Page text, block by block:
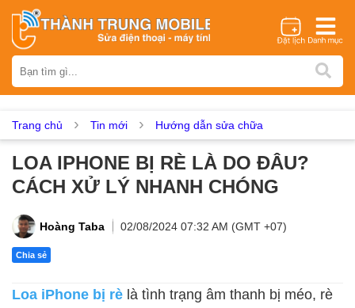
iPhone Samsung Oppo Xiaomi Realme Vivo
Nokia
Asus Sony Vertu LG Tecno
Dịch vụ sửa chữa
Thay loa Thay kính lưng Thay vỏ Thay chân sạc
Trang chủ Tin mới Hướng dẫn sửa chữa
LOA IPHONE BỊ RÈ LÀ DO ĐÂU?
CÁCH XỬ LÝ NHANH CHÓNG
Hoàng Taba 02/08/2024 07:32 AM (GMT +07)
Chia sẻ
Loa iPhone bị rè là tình trạng âm thanh bị méo, rè